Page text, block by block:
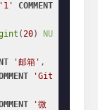
'1'
COMMENT
(20)
NU
'邮箱' ,
'Git
'微